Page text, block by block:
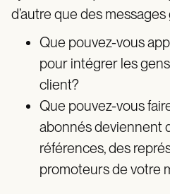
d’autre que des
Que pouvez-vous
pour intégrer les
client?
Que pouvez-vous
abonnés deviennent
références, des
promoteurs de votre